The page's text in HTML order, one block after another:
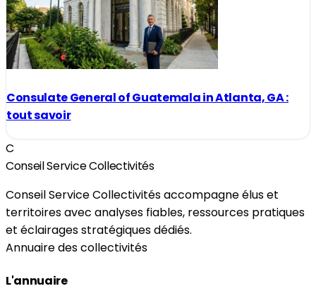
Consulate General of Guatemala in Atlanta, GA :
tout savoir
C
Conseil Service Collectivités
Conseil Service Collectivités accompagne élus et
territoires avec analyses fiables, ressources pratiques
et éclairages stratégiques dédiés.
Annuaire des collectivités
L'annuaire